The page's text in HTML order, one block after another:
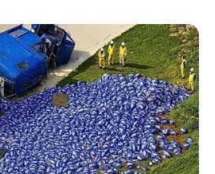
se um item especial que
como recordação.